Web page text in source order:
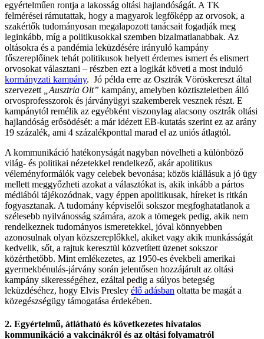
egyértelműen rontja a lakosság oltási hajlandóságát. A TK
felmérései rámutattak, hogy a magyarok legfőképp az orvosok, a
szakértők tudományosan megalapozott tanácsait fogadják meg
leginkább, míg a politikusokkal szemben bizalmatlanabbak. Az
oltásokra és a pandémia leküzdésére irányuló kampány
főszereplőinek tehát politikusok helyett érdemes ismert és elismert
orvosokat választani – részben ezt a logikát követi a most induló
kormányzati kampány. Jó példa erre az Osztrák Vöröskereszt által
szervezett
„Ausztria Olt” kampány, amelyben köztiszteletben álló
orvosprofesszorok és járványügyi szakemberek vesznek részt. E
kampánytól remélik az egyébként viszonylag alacsony osztrák oltási
hajlandóság erősödését: a már idézett EB-kutatás szerint ez az arány
19 százalék, ami 4 százalékponttal marad el az uniós átlagtól.
A kommunikáció hatékonyságát nagyban növelheti a különböző
világ- és politikai nézetekkel rendelkező, akár apolitikus
véleményformálók vagy celebek bevonása; közös kiállásuk a jó ügy
mellett meggyőzheti azokat a választókat is, akik inkább a pártos
médiából tájékozódnak, vagy éppen apolitikusak, híreket is ritkán
fogyasztanak. A tudomány képviselői sokszor megfoghatatlanok a
szélesebb nyilvánosság számára, azok a tömegek pedig, akik nem
rendelkeznek tudományos ismeretekkel, jóval könnyebben
azonosulnak olyan közszereplőkkel, akiket vagy akik munkásságát
kedvelik, sőt, a rajtuk keresztül közvetített üzenet sokszor
közérthetőbb. Mint emlékezetes, az 1950-es évekbeli amerikai
gyermekbénulás-járvány során jelentősen hozzájárult az oltási
kampány sikerességéhez, ezáltal pedig a súlyos betegség
leküzdéséhez, hogy Elvis Presley élő adásban oltatta be magát a
közegészségügy támogatása érdekében.
2. Egyértelmű, átlátható és következetes hivatalos
kommunikáció a vakcinákról és az oltási folyamatról